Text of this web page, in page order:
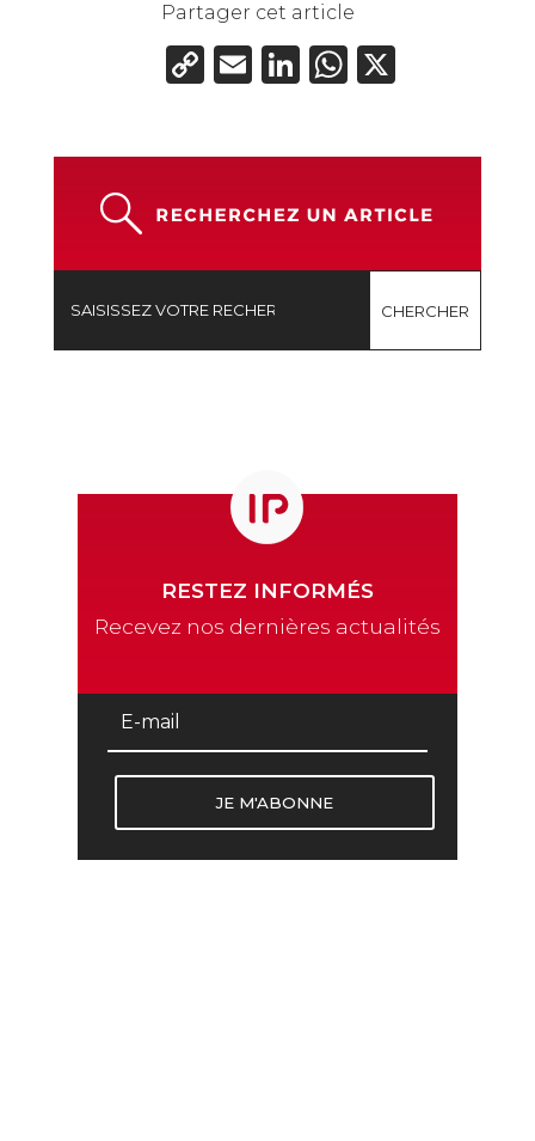
Partager cet article
CopyEmail
LinkedIn
X
RESTEZ INFORMÉS
Recevez nos dernières actualités
JE M'ABONNE